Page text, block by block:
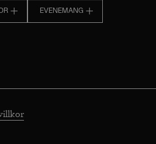
EVENEMANG